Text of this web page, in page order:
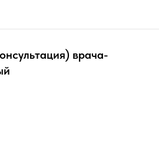
врача-